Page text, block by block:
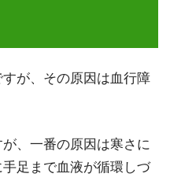
が、その原因は血行障
、一番の原因は寒さに
足まで血液が循環しづ